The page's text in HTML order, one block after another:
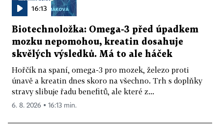
16:13
Biotechnoložka: Omega-3 před úpadkem
mozku nepomohou, kreatin dosahuje
skvělých výsledků. Má to ale háček
Hořčík na spaní, omega-3 pro mozek, železo proti
únavě a kreatin dnes skoro na všechno. Trh s doplňky
stravy slibuje řadu benefitů, ale které z...
6. 8. 2026 ▪ 16:13 min.